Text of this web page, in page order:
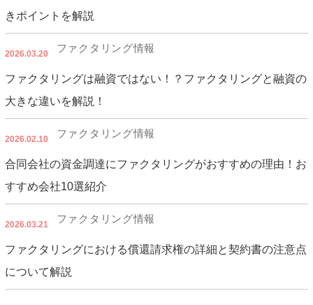
きポイントを解説
2026.03.20 ファクタリング情報
ファクタリングは融資ではない！？ファクタリングと融資の
大きな違いを解説！
2026.02.10 ファクタリング情報
合同会社の資金調達にファクタリングがおすすめの理由！お
すすめ会社10選紹介
2026.03.21 ファクタリング情報
ファクタリングにおける償還請求権の詳細と契約書の注意点
について解説